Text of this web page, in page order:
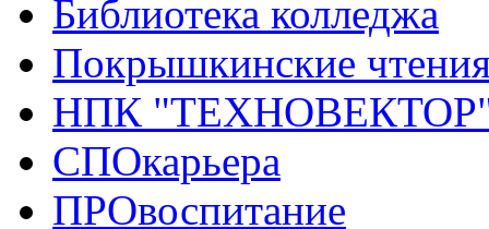
Библиотека колледжа
Покрышкинские
НПК
СПОкарьера
ПРОвоспитание